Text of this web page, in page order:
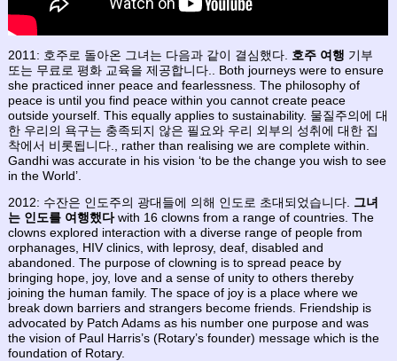
2011: 호주로 돌아온 그녀는 다음과 같이 결심했다. 호주 여행 기부
또는 무료로 평화 교육을 제공합니다.. Both journeys were to ensure
she practiced inner peace and fearlessness. The philosophy of
peace is until you find peace within you cannot create peace
outside yourself. This equally applies to sustainability. 물질주의에 대
한 우리의 욕구는 충족되지 않은 필요와 우리 외부의 성취에 대한 집
착에서 비롯됩니다., rather than realising we are complete within.
Gandhi was accurate in his vision ‘to be the change you wish to see
in the World’.
2012: 수잔은 인도주의 광대들에 의해 인도로 초대되었습니다. 그녀
는 인도를 여행했다with 16 clowns from a range of countries. The
clowns explored interaction with a diverse range of people from
orphanages, HIV clinics, with leprosy, deaf, disabled and
abandoned. The purpose of clowning is to spread peace by
bringing hope, joy, love and a sense of unity to others thereby
joining the human family. The space of joy is a place where we
break down barriers and strangers become friends. Friendship is
advocated by Patch Adams as his number one purpose and was
the vision of Paul Harris’s (Rotary’s founder) message which is the
foundation of Rotary.